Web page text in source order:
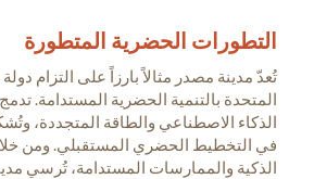
التطورات الحضرية المتطورة
تُعدّ مدينة مصدر مثالاً بارزاً على التزام دولة
المتحدة بالتنمية الحضرية المستدامة.
الذكاء الاصطناعي والطاقة المتجددة،
في التخطيط الحضري المستقبلي. ومن خلال
الذكية والممارسات المستدامة، تُرسي